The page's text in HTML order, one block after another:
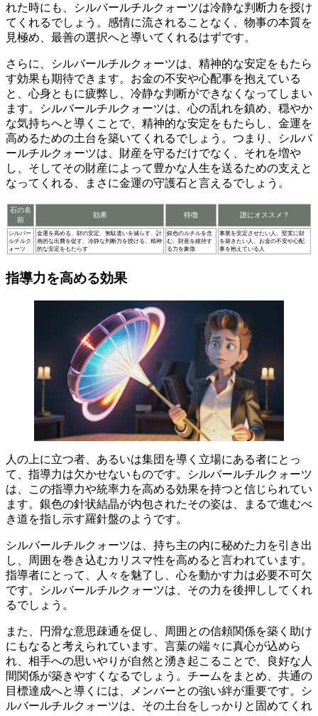
れた時にも、シルバールチルクォーツは冷静な判断力を授け
てくれるでしょう。感情に流されることなく、 物事の本質を
見極め、最善の選択へと導いてくれるはずです。
さらに、シルバールチルクォーツは、 精神的な安定をもたら
す効果も期待できます。お金の不安や心配事を抱えている
と、心身ともに疲弊し、冷静な判断ができなくなってしまい
ます。シルバールチルクォーツは、 心の乱れを鎮め、穏やか
な気持ちへと導くことで、精神的な安定をもたらし、 金運を
高めるための土台 を築いてくれるでしょう。つまり、シルバ
ールチルクォーツは、 財産を守るだけでなく、それを増や
し、そしてその財産によって豊かな人生を送るための支え と
なってくれる、まさに金運の守護石と言えるでしょう。
石の名
前
効果 特徴 誰にオススメ？
シルバー
ルチルク
ォーツ
金運を高める、財の安定、無駄遣いを減らす、計
画的な出費を促す、冷静な判断力を授ける、精神
的な安定をもたらす
銀色のルチルを含
む、財産を維持す
る力を象徴
事業を安定させたい人、堅実に財
を築きたい人、お金の不安や心配
事を抱えている人
指導力を高める効果
人の上に立つ者、あるいは集団を導く立場にある者にとっ
て、指導力は欠かせないものです。
シルバールチルクォーツ
は、この指導力や統率力を高める効果を持つと信じられてい
ます。 銀色の針状結晶が内包されたその姿は、まるで進むべ
き道を指し示す羅針盤のようです。
シルバールチルクォーツは、持ち主の内に秘めた力を引き出
し、周囲を巻き込むカリスマ性を高めると言われています。
指導者にとって、
人々を魅了し、心を動かす力は必要不可欠
です。シルバールチルクォーツは、その力を後押ししてくれ
るでしょう。
また、
円滑な意思疎通を促し、周囲との信頼関係を築く助け
にもなると考えられています。言葉の端々に真心が込めら
れ、相手への思いやりが自然と湧き起こることで、良好な人
間関係が築きやすくなるでしょう。チームをまとめ、共通の
目標達成へと導くには、メンバーとの強い絆が重要です。シ
ルバールチルクォーツは、その土台をしっかりと固めてくれ